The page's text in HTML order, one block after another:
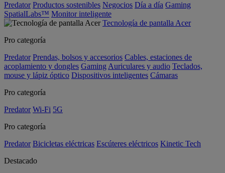
Predator Productos sostenibles Negocios Día a día Gaming
SpatialLabs™ Monitor inteligente
Tecnología de pantalla Acer
Pro categoría
Predator Prendas, bolsos y accesorios Cables, estaciones de
acoplamiento y dongles Gaming Auriculares y audio Teclados,
mouse y lápiz óptico Dispositivos inteligentes Cámaras
Pro categoría
Predator Wi-Fi 5G
Pro categoría
Predator Bicicletas eléctricas Escúteres eléctricos Kinetic Tech
Destacado